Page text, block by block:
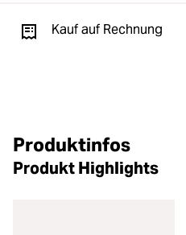
Kauf auf Rechnung
Produktinfos
Produkt Highlights